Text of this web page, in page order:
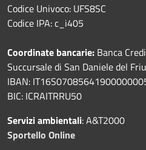
Codice Univoco: UFS8SC
Codice IPA: c_i405
Coordinate bancarie: Banca
Succursale di San Daniele del
IBAN:
BIC: ICRAITRRU50
Servizi ambientali: A&T2000
Sportello Online